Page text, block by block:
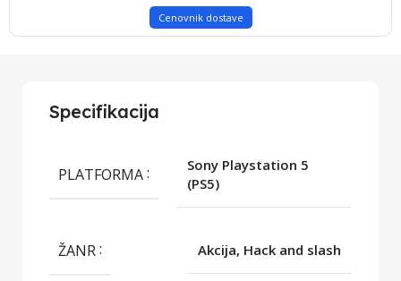
Cenovnik dostave
Specifikacija
PLATFORMA
Sony Playstation 5
(PS5)
ŽANR Akcija, Hack and slash